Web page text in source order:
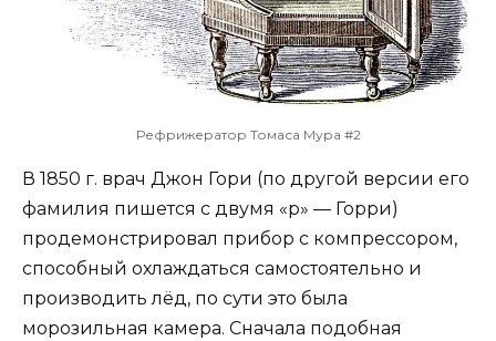
Рефрижератор Томаса Мура #2
В 1850 г. врач Джон Гори (по другой версии его
фамилия пишется с двумя «р» — Горри)
продемонстрировал прибор с компрессором,
способный охлаждаться самостоятельно и
производить лёд, по сути это была
морозильная камера. Сначала подобная